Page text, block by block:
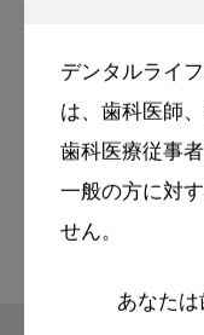
デンタルライ
は、歯科医師
歯科医療従事
一般の方に対
せん。
あなたは
お
ス